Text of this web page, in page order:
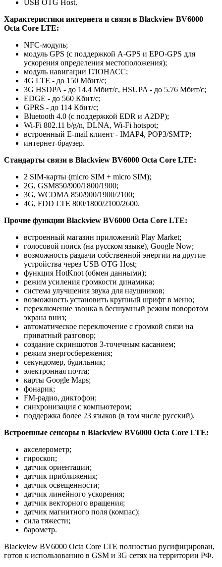
USB OTG Host.
Характеристики интернета и связи в Blackview BV6000
Octa Core LTE:
NFC-модуль;
модуль GPS (с поддержкой A-GPS и EPO-GPS для
ускорения определения местоположения);
модуль навигации ГЛОНАСС;
4G LTE - до 150 Мбит/с;
3G HSDPA - до 14.4 Мбит/с, HSUPA - до 5.76 Мбит/с;
EDGE - до 560 Кбит/с;
GPRS - до 114 Кбит/с;
Bluetooth 4.0 (с поддержкой EDR и A2DP);
Wi-Fi 802.11 b/g/n, DLNA, Wi-Fi hotspot;
встроенный E-mail клиент - IMAP4, POP3/SMTP;
интернет-браузер.
Стандарты связи в Blackview BV6000 Octa Core LTE:
2 SIM-карты (micro SIM + micro SIM);
2G, GSM850/900/1800/1900;
3G, WCDMA 850/900/1900/2100;
4G, FDD LTE 800/1800/2100/2600.
Прочие функции Blackview BV6000 Octa Core LTE:
встроенный магазин приложений Play Market;
голосовой поиск (на русском языке), Google Now;
возможность раздачи собственной энергии на другие
устройства через USB OTG Host;
функция HotKnot (обмен данными);
режим усиления громкости динамика;
система улучшения звука для наушников;
возможность установить крупный шрифт в меню;
переключение звонка в бесшумный режим поворотом
экрана вниз;
автоматическое переключение с громкой связи на
приватный разговор;
создание скриншотов 3-точечным касанием;
режим энергосбережения;
секундомер, будильник;
электронная почта;
карты Google Maps;
фонарик;
FM-радио, диктофон;
синхронизация с компьютером;
поддержка более 23 языков (в том числе русский).
Встроенные сенсоры в Blackview BV6000 Octa Core LTE:
акселерометр;
гироскоп;
датчик ориентации;
датчик приближения;
датчик освещенности;
датчик линейного ускорения;
датчик векторного вращения;
датчик магнитного поля (компас);
сила тяжести;
барометр.
Blackview BV6000 Octa Core LTE полностью русифицирован,
готов к использованию в GSM и 3G сетях на территории РФ.